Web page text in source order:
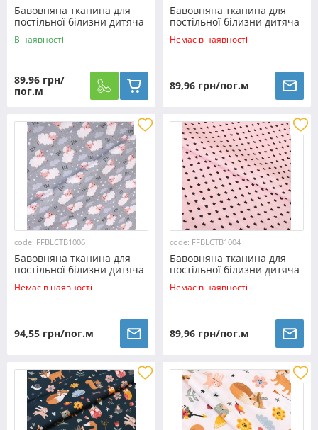
Бавовняна тканина для
постільної білизни дитяча
CTB1003
В наявності
89,96 грн/
пог.м
Бавовняна тканина для
постільної білизни дитяча
CTB1010
Немає в наявності
89,96 грн/пог.м
code: FFBLCTB1006
Бавовняна тканина для
постільної білизни дитяча
CTB1006
Немає в наявності
94,55 грн/пог.м
code: FFBLCTB1004
Бавовняна тканина для
постільної білизни дитяча
CTB1004
Немає в наявності
89,96 грн/пог.м